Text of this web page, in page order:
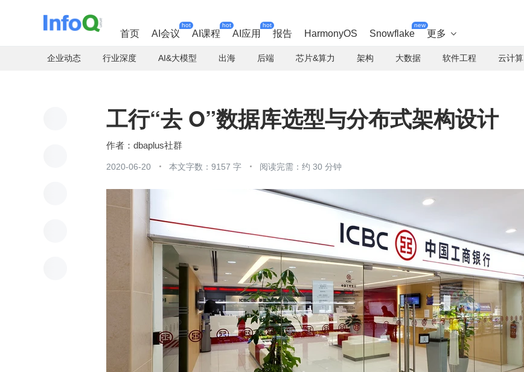
首页 AI会议
hot
AI课程
hot
AI应用
hot
报告 HarmonyOS Snowflake
new
更多 
企业动态 行业深度 AI&大模型 出海 后端 芯片&算力 架构 大数据 软件工程 云计算
工行“去 O”数据库选型与分布式架构设计
dbaplus社群
2020-06-20 本文字数：9157 字 阅读完需：约 30 分钟